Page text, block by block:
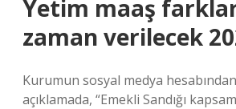
Yetim maaş
zaman verilecek
Kurumun sosyal medya
açıklamada, “Emekli Sandığı